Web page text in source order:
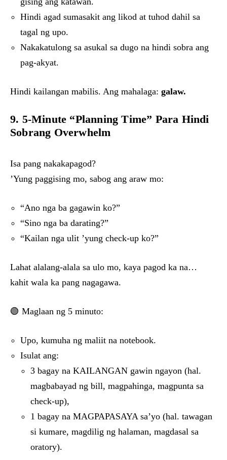
Hindi agad sumasakit ang likod at tuhod dahil sa
tagal ng upo.
Nakakatulong sa asukal sa dugo na hindi sobra ang
pag-akyat.
Hindi kailangan mabilis. Ang mahalaga: galaw.
9. 5-Minute “Planning Time” Para Hindi
Sobrang Overwhelm
Isa pang nakakapagod?
’Yung paggising mo, sabog ang araw mo:
“Ano nga ba gagawin ko?”
“Sino nga ba darating?”
“Kailan nga ulit ’yung check-up ko?”
Lahat alalang-alala sa ulo mo, kaya pagod ka na…
kahit wala ka pang nagagawa.
🟢 Maglaan ng 5 minuto:
Upo, kumuha ng maliit na notebook.
Isulat ang:
3 bagay na KAILANGAN gawin ngayon (hal.
magbabayad ng bill, magpahinga, magpunta sa
check-up),
1 bagay na MAGPAPASAYA sa’yo (hal. tawagan
si kumare, magdilig ng halaman, magdasal sa
oratory).